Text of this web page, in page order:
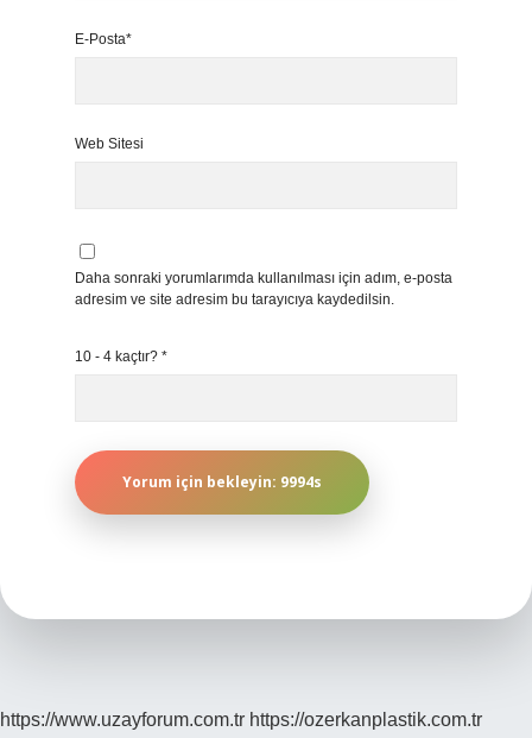
E-Posta*
Web Sitesi
Daha sonraki yorumlarımda kullanılması için adım, e-posta
adresim ve site adresim bu tarayıcıya kaydedilsin.
10 - 4 kaçtır? *
https://www.uzayforum.com.tr https://ozerkanplastik.com.tr